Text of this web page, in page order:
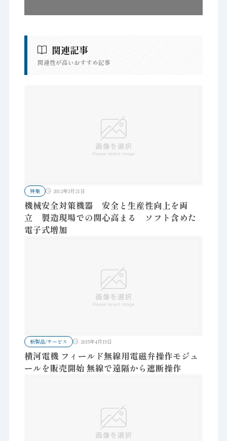
関連記事
関連性が高いおすすめ記事
特集 2012年3月21日
機械安全対策機器 安全と生産性向上を両
立 製造現場での関心高まる ソフト含めた
電子式増加
新製品/サービス 2015年4月15日
横河電機 フィールド無線用電磁弁操作モジュ
ールを販売開始 無線で遠隔から遮断操作